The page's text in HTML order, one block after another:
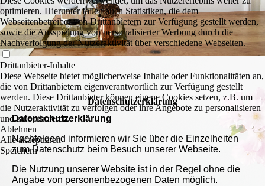
Datenschutzerklärung
Datenschutz­erklärung
Nachfolgend informieren wir Sie über die Einzelheiten
zum Datenschutz beim Besuch unserer Webseite.
Die Nutzung unserer Website ist in der Regel ohne die
Angabe von personenbezogenen Daten möglich.
optimieren. Hierunter fallen auch Statistiken, die dem
Webseitenbetreiber von Drittanbietern zur Verfügung gestellt werden,
sowie die Ausspielung von personalisierter Werbung durch die
Nachverfolgung der Nutzeraktivität über verschiedene Webseiten.
Drittanbieter-Inhalte
Diese Webseite bietet möglicherweise Inhalte oder Funktionalitäten an,
die von Drittanbietern eigenverantwortlich zur Verfügung gestellt
werden. Diese Drittanbieter können eigene Cookies setzen, z.B. um
die Nutzeraktivität zu verfolgen oder ihre Angebote zu personalisieren
und zu optimieren.
Ablehnen
Alle akzeptieren
Speichern